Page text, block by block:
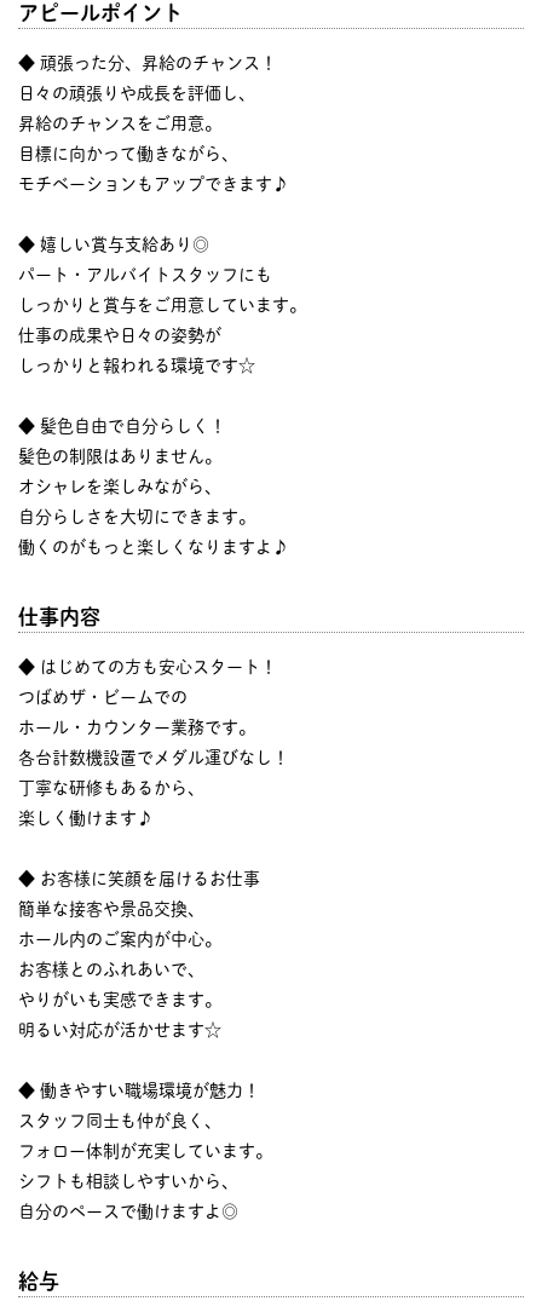
アピールポイント
◆ 頑張った分、昇給のチャンス！
日々の頑張りや成長を評価し、
昇給のチャンスをご用意。
目標に向かって働きながら、
モチベーションもアップできます♪
◆ 嬉しい賞与支給あり◎
パート・アルバイトスタッフにも
しっかりと賞与をご用意しています。
仕事の成果や日々の姿勢が
しっかりと報われる環境です☆
◆ 髪色自由で自分らしく！
髪色の制限はありません。
オシャレを楽しみながら、
自分らしさを大切にできます。
働くのがもっと楽しくなりますよ♪
仕事内容
◆ はじめての方も安心スタート！
つばめザ・ビームでの
ホール・カウンター業務です。
各台計数機設置でメダル運びなし！
丁寧な研修もあるから、
楽しく働けます♪
◆ お客様に笑顔を届けるお仕事
簡単な接客や景品交換、
ホール内のご案内が中心。
お客様とのふれあいで、
やりがいも実感できます。
明るい対応が活かせます☆
◆ 働きやすい職場環境が魅力！
スタッフ同士も仲が良く、
フォロー体制が充実しています。
シフトも相談しやすいから、
自分のペースで働けますよ◎
給与